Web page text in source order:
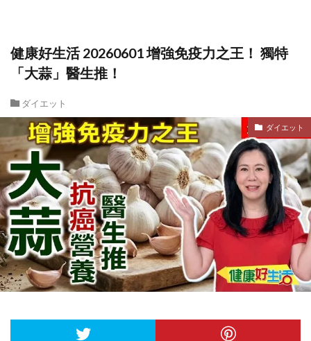
健康好生活 20260601 增強免疫力之王！ 獨特
「大蒜」醫生推！
ダイエット
ダイエット